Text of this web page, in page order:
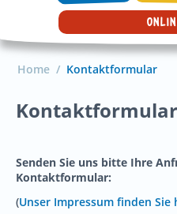
Home / Kontaktformular
Kontaktformular
Senden Sie uns bitte Ihre
Kontaktformular:
(Unser Impressum finden Sie